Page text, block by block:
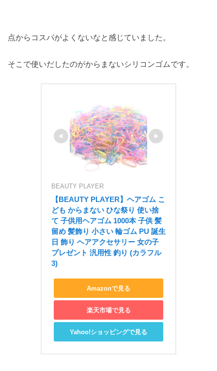
点からコスパがよくないなと感じていました。
そこで使いだしたのがからまないシリコンゴムです。
BEAUTY PLAYER
【BEAUTY PLAYER】ヘアゴム こ
ども からまない ひな祭り 使い捨
て 子供用ヘアゴム 1000本 子供 髪
留め 髪飾り 小さい 輪ゴム PU 誕生
日 飾り ヘアアクセサリー 女の子
プレゼント 汎用性 釣り (カラフル
3)
Amazonで見る
楽天市場で見る
Yahoo!ショッピングで見る